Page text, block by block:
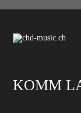
KOMM